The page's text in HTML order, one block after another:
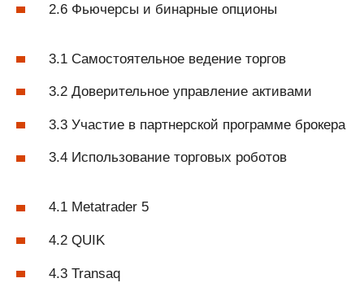
2.6 Фьючерсы и бинарные опционы
3.1 Самостоятельное ведение торгов
3.2 Доверительное управление активами
3.3 Участие в партнерской программе брокера
3.4 Использование торговых роботов
4.1 Metatrader 5
4.2 QUIK
4.3 Transaq